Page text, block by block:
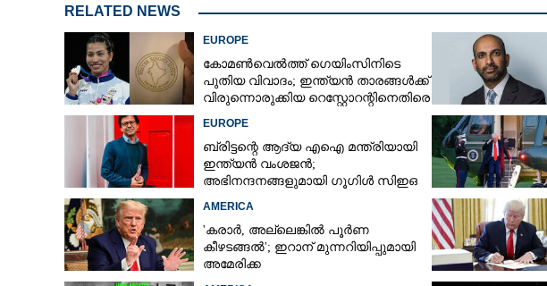
RELATED NEWS
EUROPE
കോമൺവെൽത്ത് ഗെയിംസിനിടെ
പുതിയ വിവാദം; ഇന്ത്യൻ താരങ്ങൾക്ക്
വിരുന്നൊരുക്കിയ റെസ്റ്റോറന്റിനെതിരെ
EUROPE
ബ്രിട്ടന്റെ ആദ്യ എഐ മന്ത്രിയായി
ഇന്ത്യൻ വംശജൻ;
അഭിനന്ദനങ്ങളുമായി ഗൂഗിൾ സിഇഒ
AMERICA
'കരാർ, അല്ലെങ്കിൽ പൂർണ
കീഴടങ്ങൽ'; ഇറാന് മുന്നറിയിപ്പുമായി
അമേരിക്ക